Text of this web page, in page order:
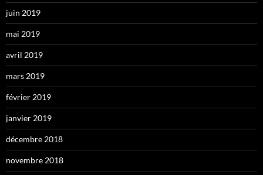
juin 2019
mai 2019
avril 2019
mars 2019
février 2019
janvier 2019
décembre 2018
novembre 2018